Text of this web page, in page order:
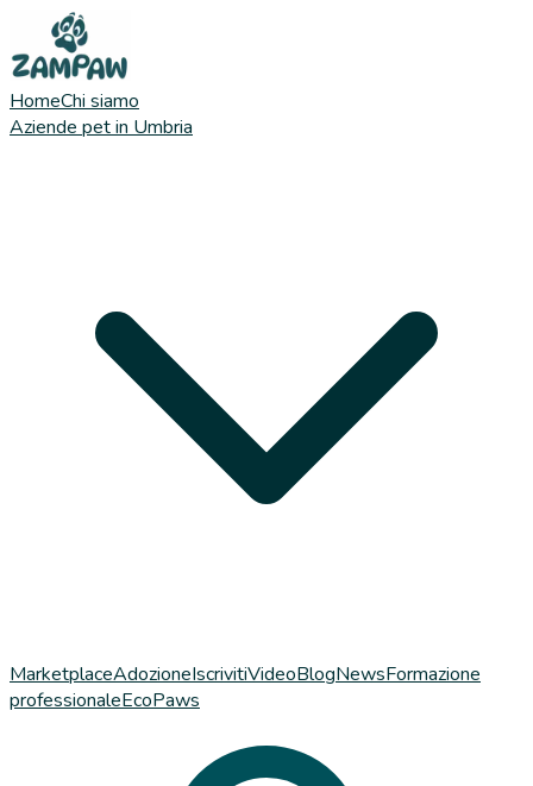
HomeChi siamo
Aziende pet in Umbria
MarketplaceAdozioneIscrivitiVideoBlogNewsFormazione
professionaleEcoPaws